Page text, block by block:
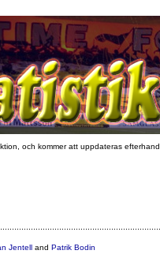
och kommer att uppdateras efterhand.
Jentelland Patrik Bodin